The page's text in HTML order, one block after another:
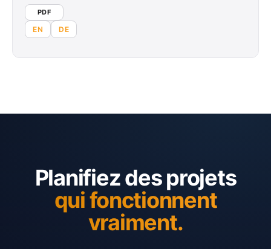
PDF
EN DE
Planifiez des projets
qui fonctionnent
vraiment.